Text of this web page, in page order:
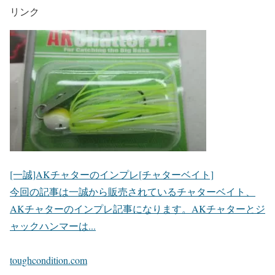
リンク
[一誠]AKチャターのインプレ[チャターベイト]
今回の記事は一誠から販売されているチャターベイト、
AKチャターのインプレ記事になります。AKチャターとジ
ャックハンマーは...
toughcondition.com